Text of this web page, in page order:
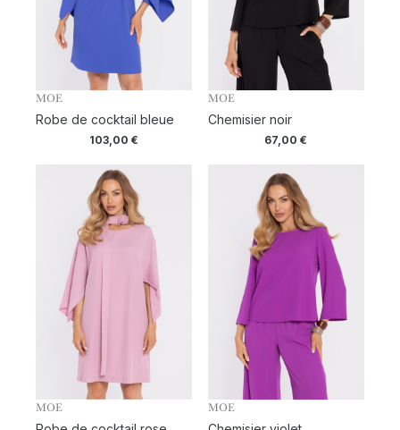
MOE
Robe de cocktail bleue
103,00€
MOE
Chemisier noir
67,00€
MOE MOE